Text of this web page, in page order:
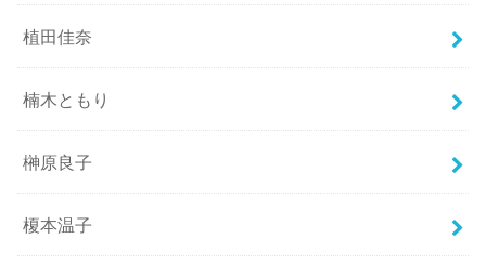
植田佳奈
楠木ともり
榊原良子
榎本温子